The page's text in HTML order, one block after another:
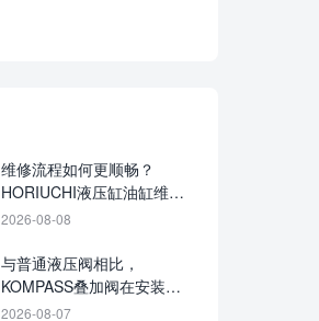
维修流程如何更顺畅？
HORIUCHI液压缸油缸维修
的关键环节
2026-08-08
与普通液压阀相比，
KOMPASS叠加阀在安装、
回路集成和维护上有哪些不
2026-08-07